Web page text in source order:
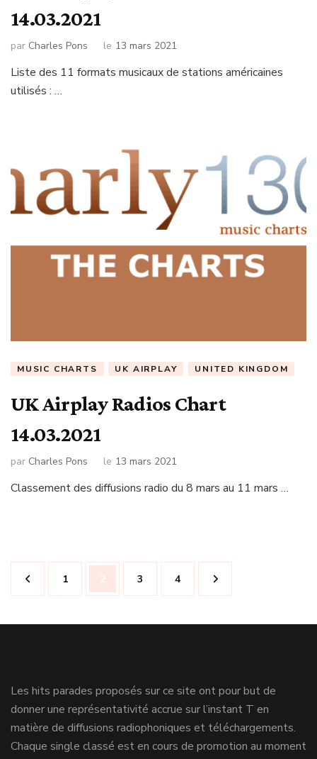
14.03.2021
par Charles Pons le 13 mars 2021
Liste des 11 formats musicaux de stations américaines
utilisés : …
MUSIC CHARTS UK AIRPLAY UNITED KINGDOM
UK Airplay Radios Chart
14.03.2021
par Charles Pons le 13 mars 2021
Classement des diffusions radio du 8 mars au 11 mars …
Navigation
des
Page
1 Page
2 Page
3 Page
4
Les hits parades proposés sur ce site ont pour but de
donner une représentativité accrue sur l’instant T en
matière de diffusions radiophoniques et téléchargements.
Chaque single classé est en cours de promotion au moment